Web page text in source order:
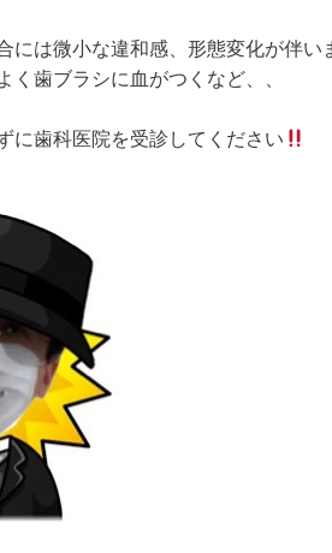
には微小な違和感、形態変化が伴
く歯ブラシに血がつくなど、、
に歯科医院を受診してください